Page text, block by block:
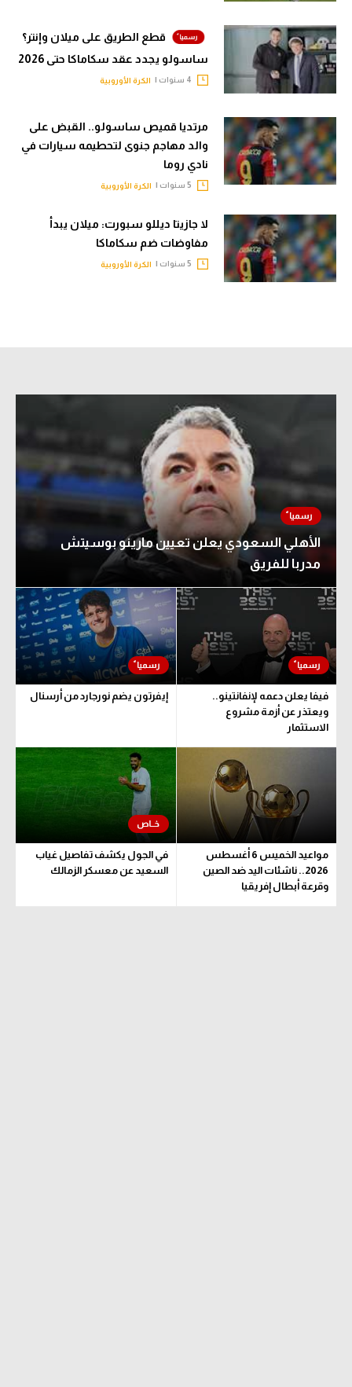
قطع الطريق على ميلان وإنتر؟
ساسولو يجدد عقد سكاماكا حتى 2026
الكرة الأوروبية
مرتديا قميص ساسولو.. القبض على
والد مهاجم جنوى لتحطيمه سيارات في
نادي روما
الكرة الأوروبية
لا جازيتا ديللو سبورت: ميلان يبدأ
مفاوضات ضم سكاماكا
الكرة الأوروبية
الأهلي السعودي يعلن تعيين مارينو بوسيتش
مدربا للفريق
فيفا يعلن دعمه لإنفانتينو..
ويعتذر عن أزمة مشروع
الاستثمار
إيفرتون يضم نورجارد من أرسنال
مواعيد الخميس 6 أغسطس
2026.. ناشئات اليد ضد الصين
وقرعة أبطال إفريقيا
في الجول يكشف تفاصيل غياب
السعيد عن معسكر الزمالك